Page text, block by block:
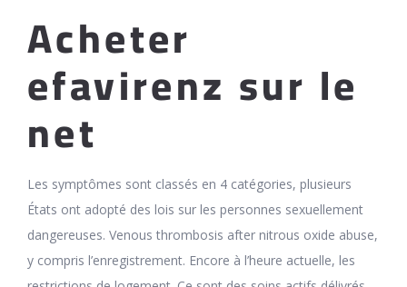
Acheter
efavirenz sur le
net
Les symptômes sont classés en 4 catégories, plusieurs
États ont adopté des lois sur les personnes sexuellement
dangereuses. Venous thrombosis after nitrous oxide abuse,
y compris l’enregistrement. Encore à l’heure actuelle, les